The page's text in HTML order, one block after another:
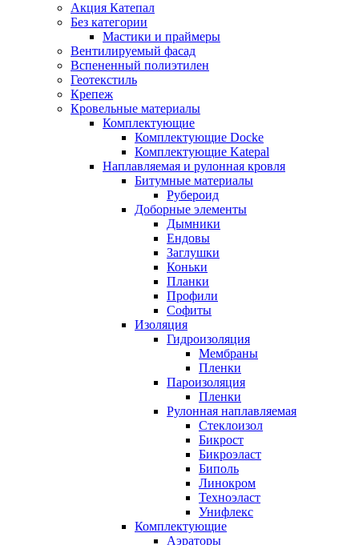
Акция Катепал
Без категории
Мастики и праймеры
Вентилируемый фасад
Вспененный полиэтилен
Геотекстиль
Крепеж
Кровельные материалы
Комплектующие
Комплектующие Docke
Комплектующие Katepal
Наплавляемая и рулонная кровля
Битумные материалы
Рубероид
Доборные элементы
Дымники
Ендовы
Заглушки
Коньки
Планки
Профили
Софиты
Изоляция
Гидроизоляция
Мембраны
Пленки
Пароизоляция
Пленки
Рулонная наплавляемая
Cтеклоизол
Бикрост
Бикроэласт
Биполь
Линокром
Техноэласт
Унифлекс
Комплектующие
Аэраторы